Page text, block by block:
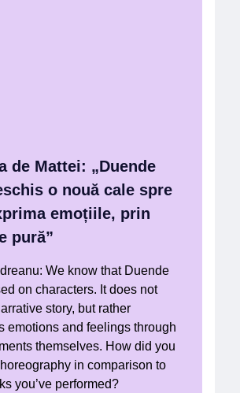
de Mattei: „Duende
o nouă cale spre
emoțiile, prin
pură”
We know that Duende
on characters. It does not
story, but rather
emotions and feelings through
themselves. How did you
in comparison to
you’ve performed?